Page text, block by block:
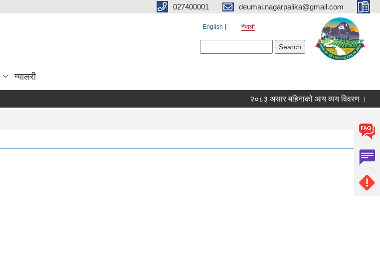
027400001 deumai.nagarpalika@gmail.com
English नेपाली
ग्यालरी
२०८३ असार महिनाको आय व्यय विवरण ।